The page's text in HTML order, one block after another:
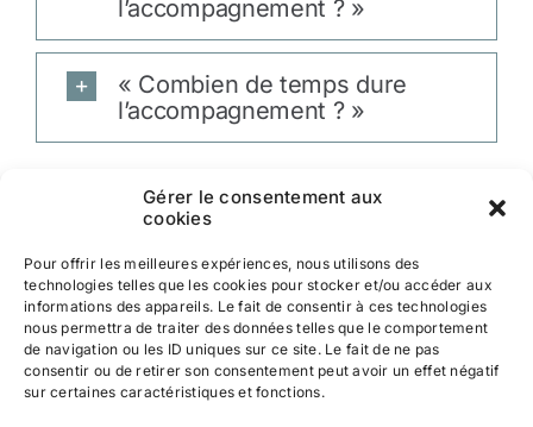
Gérer le consentement aux
cookies
Pour offrir les meilleures expériences, nous utilisons des
technologies telles que les cookies pour stocker et/ou accéder aux
informations des appareils. Le fait de consentir à ces technologies
nous permettra de traiter des données telles que le comportement
de navigation ou les ID uniques sur ce site. Le fait de ne pas
consentir ou de retirer son consentement peut avoir un effet négatif
sur certaines caractéristiques et fonctions.
l’accompagnement ? »
« Combien de temps dure
l’accompagnement ? »